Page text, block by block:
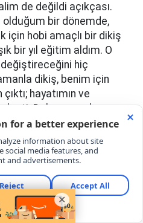
de değildi açıkçası.
bir dönemde,
için hobi amaçlı bir dikiş
bir yıl eğitim aldım. O
değiştireceğini hiç
dikiş, benim için
hayatımın ve
Daha sonra bu
birlikte devam ettirdik
evde üretim yaptık. Küçük
yolculukta çok çalıştık,
gün daha iyisini yapmaya
ayırdık. Bu
emeğime sahip çıkmayı,
durmayı ve kendi